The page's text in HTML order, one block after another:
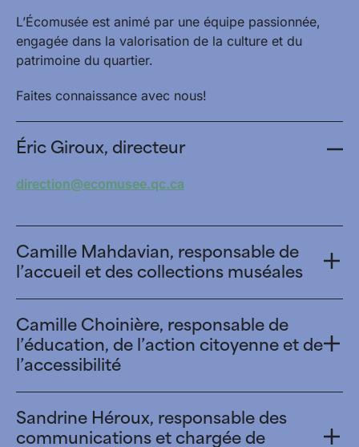
L’Écomusée est animé par une équipe passionnée,
engagée dans la valorisation de la culture et du
patrimoine du quartier.
Faites connaissance avec nous!
Éric Giroux, directeur
direction@ecomusee.qc.ca
Camille Mahdavian, responsable de
l’accueil et des collections muséales
Camille Choinière, responsable de
l’éducation, de l’action citoyenne et de
l’accessibilité
Sandrine Héroux, responsable des
communications et chargée de